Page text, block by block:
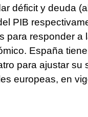
déficit y deuda
PIB
para responder a
España
para ajustar su
europeas, en